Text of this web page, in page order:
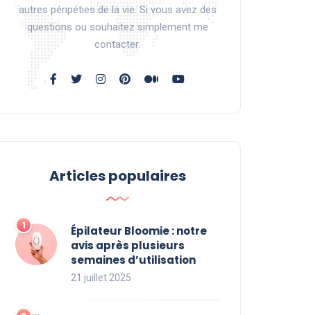
autres péripéties de la vie. Si vous avez des
questions ou souhaitez simplement me
contacter.
Articles populaires
Épilateur Bloomie : notre
avis après plusieurs
semaines d’utilisation
21 juillet 2025